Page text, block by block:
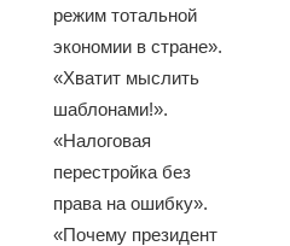
режим тотальной
экономии в стране».
«Хватит мыслить
шаблонами!».
«Налоговая
перестройка без
права на ошибку».
«Почему президент